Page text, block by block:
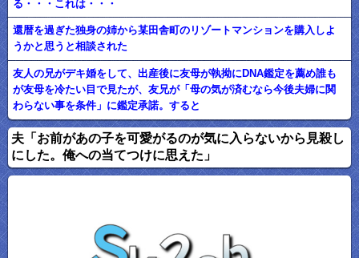
る・・・これは・・・
還暦を過ぎた独身の姉から某田舎町のリゾートマンションを購入しよ
うかと思うと相談された
友人の兄がデキ婚をして、出産後に友母が執拗にDNA鑑定を薦め誰も
が友母を冷たい目で見たが、友兄が「母の気が済むなら今後夫婦に関
わらない事を条件」に鑑定承諾。すると
夫「お前があの子を可愛がるのが気に入らないから見殺し
にした。俺への当てつけに思えた」